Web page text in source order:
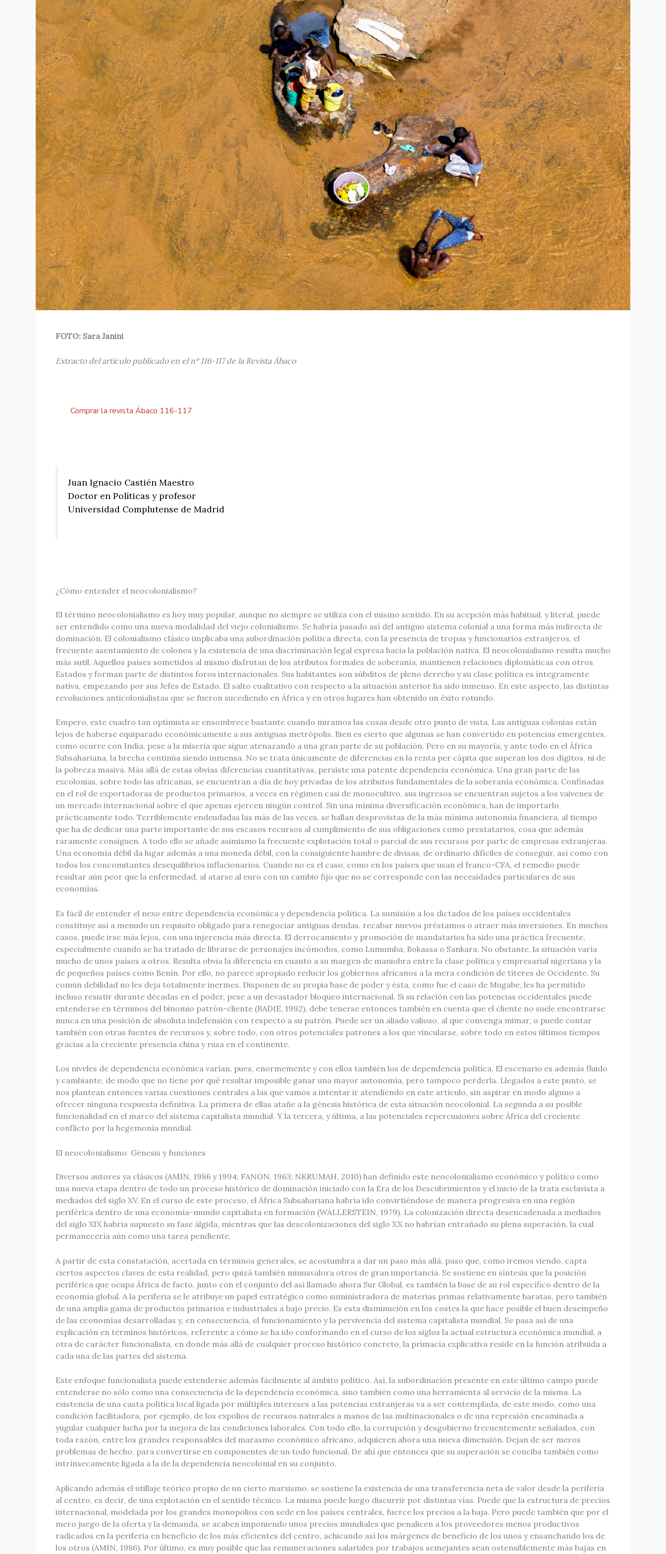
FOTO: Sara Janini
Extracto del artículo publicado en el nº 116-117 de la Revista Ábaco
Comprar la revista Ábaco 116-117
Juan Ignacio Castién Maestro
Doctor en Políticas y profesor
Universidad Complutense de Madrid
¿Cómo entender el neocolonialismo?
El término neocolonialismo es hoy muy popular, aunque no siempre se utiliza con el mismo sentido. En su acepción más habitual, y literal, puede
ser entendido como una nueva modalidad del viejo colonialismo. Se habría pasado así del antiguo sistema colonial a una forma más indirecta de
dominación. El colonialismo clásico implicaba una subordinación política directa, con la presencia de tropas y funcionarios extranjeros, el
frecuente asentamiento de colonos y la existencia de una discriminación legal expresa hacia la población nativa. El neocolonialismo resulta mucho
más sutil. Aquellos países sometidos al mismo disfrutan de los atributos formales de soberanía, mantienen relaciones diplomáticas con otros
Estados y forman parte de distintos foros internacionales. Sus habitantes son súbditos de pleno derecho y su clase política es íntegramente
nativa, empezando por sus Jefes de Estado. El salto cualitativo con respecto a la situación anterior ha sido inmenso. En este aspecto, las distintas
revoluciones anticolonialistas que se fueron sucediendo en África y en otros lugares han obtenido un éxito rotundo.
Empero, este cuadro tan optimista se ensombrece bastante cuando miramos las cosas desde otro punto de vista. Las antiguas colonias están
lejos de haberse equiparado económicamente a sus antiguas metrópolis. Bien es cierto que algunas se han convertido en potencias emergentes,
como ocurre con India, pese a la miseria que sigue atenazando a una gran parte de su población. Pero en su mayoría, y ante todo en el África
Subsahariana, la brecha continúa siendo inmensa. No se trata únicamente de diferencias en la renta per cápita que superan los dos dígitos, ni de
la pobreza masiva. Más allá de estas obvias diferencias cuantitativas, persiste una patente dependencia económica. Una gran parte de las
excolonias, sobre todo las africanas, se encuentran a día de hoy privadas de los atributos fundamentales de la soberanía económica. Confinadas
en el rol de exportadoras de productos primarios, a veces en régimen casi de monocultivo, sus ingresos se encuentran sujetos a los vaivenes de
un mercado internacional sobre el que apenas ejercen ningún control. Sin una mínima diversificación económica, han de importarlo
prácticamente todo. Terriblemente endeudadas las más de las veces, se hallan desprovistas de la más mínima autonomía financiera, al tiempo
que ha de dedicar una parte importante de sus escasos recursos al cumplimiento de sus obligaciones como prestatarios, cosa que además
raramente consiguen. A todo ello se añade asimismo la frecuente explotación total o parcial de sus recursos por parte de empresas extranjeras.
Una economía débil da lugar además a una moneda débil, con la consiguiente hambre de divisas, de ordinario difíciles de conseguir, así como con
todos los concomitantes desequilibrios inflacionarios. Cuando no es el caso, como en los países que usan el franco-CFA, el remedio puede
resultar aún peor que la enfermedad, al atarse al euro con un cambio fijo que no se corresponde con las necesidades particulares de sus
economías.
Es fácil de entender el nexo entre dependencia económica y dependencia política. La sumisión a los dictados de los países occidentales
constituye así a menudo un requisito obligado para renegociar antiguas deudas, recabar nuevos préstamos o atraer más inversiones. En muchos
casos, puede irse más lejos, con una injerencia más directa. El derrocamiento y promoción de mandatarios ha sido una práctica frecuente,
especialmente cuando se ha tratado de librarse de personajes incómodos, como Lumumba, Bokassa o Sankara. No obstante, la situación varía
mucho de unos países a otros. Resulta obvia la diferencia en cuanto a su margen de maniobra entre la clase política y empresarial nigeriana y la
de pequeños países como Benín. Por ello, no parece apropiado reducir los gobiernos africanos a la mera condición de títeres de Occidente. Su
común debilidad no les deja totalmente inermes. Disponen de su propia base de poder y ésta, como fue el caso de Mugabe, les ha permitido
incluso resistir durante décadas en el poder, pese a un devastador bloqueo internacional. Si su relación con las potencias occidentales puede
entenderse en términos del binomio patrón-cliente (BADIE, 1992), debe tenerse entonces también en cuenta que el cliente no suele encontrarse
nunca en una posición de absoluta indefensión con respecto a su patrón. Puede ser un aliado valioso, al que convenga mimar, o puede contar
también con otras fuentes de recursos y, sobre todo, con otros potenciales patrones a los que vincularse, sobre todo en estos últimos tiempos
gracias a la creciente presencia china y rusa en el continente.
Los niveles de dependencia económica varían, pues, enormemente y con ellos también los de dependencia política. El escenario es además fluido
y cambiante, de modo que no tiene por qué resultar imposible ganar una mayor autonomía, pero tampoco perderla. Llegados a este punto, se
nos plantean entonces varias cuestiones centrales a las que vamos a intentar ir atendiendo en este artículo, sin aspirar en modo alguno a
ofrecer ninguna respuesta definitiva. La primera de ellas atañe a la génesis histórica de esta situación neocolonial. La segunda a su posible
funcionalidad en el marco del sistema capitalista mundial. Y la tercera, y última, a las potenciales repercusiones sobre África del creciente
conflicto por la hegemonía mundial.
El neocolonialismo. Génesis y funciones
Diversos autores ya clásicos (AMIN, 1986 y 1994; FANON, 1963; NKRUMAH, 2010) han definido este neocolonialismo económico y político como
una nueva etapa dentro de todo un proceso histórico de dominación iniciado con la Era de los Descubrimientos y el inicio de la trata esclavista a
mediados del siglo XV. En el curso de este proceso, el África Subsahariana habría ido convirtiéndose de manera progresiva en una región
periférica dentro de una economía-mundo capitalista en formación (WALLERSTEIN, 1979). La colonización directa desencadenada a mediados
del siglo XIX habría supuesto su fase álgida, mientras que las descolonizaciones del siglo XX no habrían entrañado su plena superación, la cual
permanecería aún como una tarea pendiente.
A partir de esta constatación, acertada en términos generales, se acostumbra a dar un paso más allá, paso que, como iremos viendo, capta
ciertos aspectos claves de esta realidad, pero quizá también minusvalora otros de gran importancia. Se sostiene en síntesis que la posición
periférica que ocupa África de facto, junto con el conjunto del así llamado ahora Sur Global, es también la base de su rol específico dentro de la
economía global. A la periferia se le atribuye un papel estratégico como suministradora de materias primas relativamente baratas, pero también
de una amplia gama de productos primarios e industriales a bajo precio. Es esta disminución en los costes la que hace posible el buen desempeño
de las economías desarrolladas y, en consecuencia, el funcionamiento y la pervivencia del sistema capitalista mundial. Se pasa así de una
explicación en términos históricos, referente a cómo se ha ido conformando en el curso de los siglos la actual estructura económica mundial, a
otra de carácter funcionalista, en donde más allá de cualquier proceso histórico concreto, la primacía explicativa reside en la función atribuida a
cada una de las partes del sistema.
Este enfoque funcionalista puede extenderse además fácilmente al ámbito político. Así, la subordinación presente en este último campo puede
entenderse no sólo como una consecuencia de la dependencia económica, sino también como una herramienta al servicio de la misma. La
existencia de una casta política local ligada por múltiples intereses a las potencias extranjeras va a ser contemplada, de este modo, como una
condición facilitadora, por ejemplo, de los expolios de recursos naturales a manos de las multinacionales o de una represión encaminada a
yugular cualquier lucha por la mejora de las condiciones laborales. Con todo ello, la corrupción y desgobierno frecuentemente señalados, con
toda razón, entre los grandes responsables del marasmo económico africano, adquieren ahora una nueva dimensión. Dejan de ser meros
problemas de hecho, para convertirse en componentes de un todo funcional. De ahí que entonces que su superación se conciba también como
intrínsecamente ligada a la de la dependencia neocolonial en su conjunto.
Aplicando además el utillaje teórico propio de un cierto marxismo, se sostiene la existencia de una transferencia neta de valor desde la periferia
al centro, es decir, de una explotación en el sentido técnico. La misma puede luego discurrir por distintas vías. Puede que la estructura de precios
internacional, modelada por los grandes monopolios con sede en los países centrales, fuerce los precios a la baja. Pero puede también que por el
mero juego de la oferta y la demanda, se acaben imponiendo unos precios mundiales que penalicen a los proveedores menos productivos
radicados en la periferia en beneficio de los más eficientes del centro, achicando así los márgenes de beneficio de los unos y ensanchando los de
los otros (AMIN, 1986). Por último, es muy posible que las remuneraciones salariales por trabajos semejantes sean ostensiblemente más bajas en